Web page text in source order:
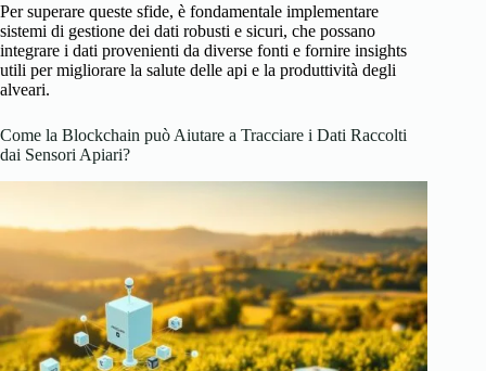
Per superare queste sfide, è fondamentale implementare
sistemi di gestione dei dati robusti e sicuri, che possano
integrare i dati provenienti da diverse fonti e fornire insights
utili per migliorare la salute delle api e la produttività degli
alveari.
Come la Blockchain può Aiutare a Tracciare i Dati Raccolti
dai Sensori Apiari?